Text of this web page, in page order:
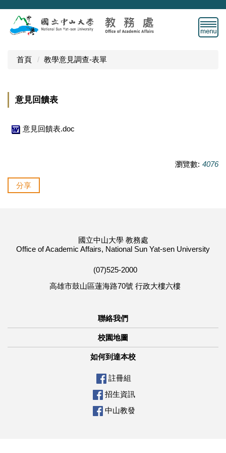
跳
主
首頁 教學意見調查-表單
意見回饋表
意見回饋表.doc
瀏覽數: 4076
分享
國立中山大學 教務處
Office of Academic Affairs, National Sun Yat-sen University
(07)525-2000
高雄市鼓山區蓮海路70號 行政大樓六樓
聯絡我們
校園地圖
如何到達本校
註冊組
招生資訊
中山教發